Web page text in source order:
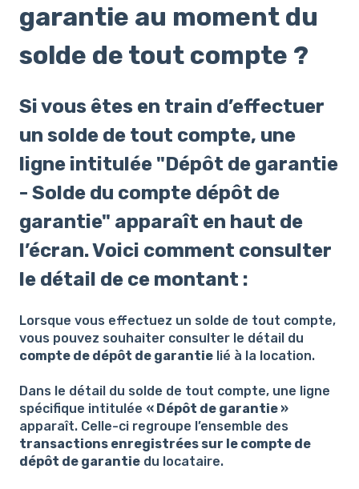
garantie au moment du
solde de tout compte ?
Si vous êtes en train d’effectuer
un solde de tout compte, une
ligne intitulée "Dépôt de garantie
- Solde du compte dépôt de
garantie" apparaît en haut de
l’écran. Voici comment consulter
le détail de ce montant :
Lorsque vous effectuez un solde de tout compte,
vous pouvez souhaiter consulter le détail du
compte de dépôt de garantie lié à la location.
Dans le détail du solde de tout compte, une ligne
spécifique intitulée « Dépôt de garantie »
apparaît. Celle-ci regroupe l’ensemble des
transactions enregistrées sur le compte de
dépôt de garantie du locataire.